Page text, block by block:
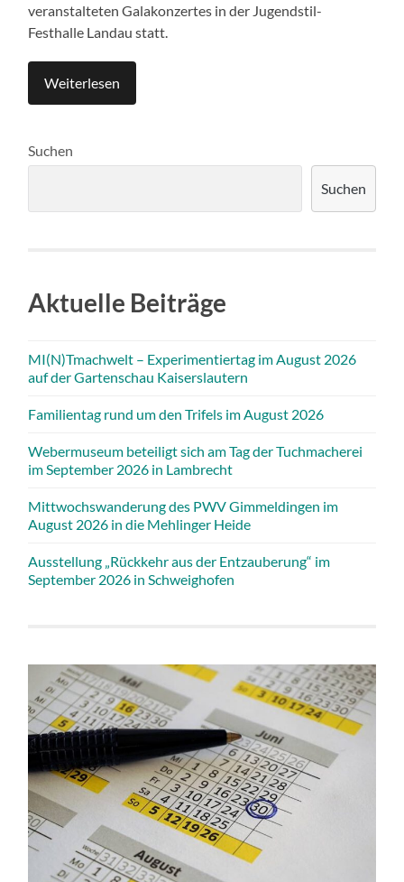
veranstalteten Galakonzertes in der Jugendstil-
Festhalle Landau statt.
Weiterlesen
Suchen
Suchen
Aktuelle Beiträge
MI(N)Tmachwelt – Experimentiertag im August 2026
auf der Gartenschau Kaiserslautern
Familientag rund um den Trifels im August 2026
Webermuseum beteiligt sich am Tag der Tuchmacherei
im September 2026 in Lambrecht
Mittwochswanderung des PWV Gimmeldingen im
August 2026 in die Mehlinger Heide
Ausstellung „Rückkehr aus der Entzauberung“ im
September 2026 in Schweighofen